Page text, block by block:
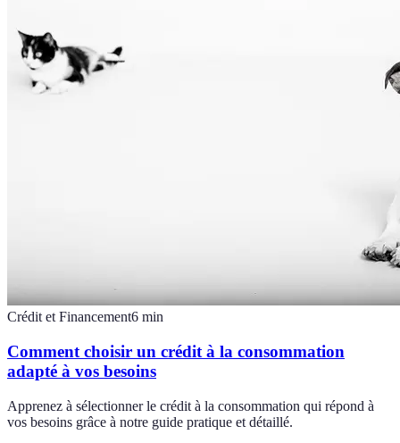
Crédit et Financement6 min
Comment choisir un crédit à la consommation
adapté à vos besoins
Apprenez à sélectionner le crédit à la consommation qui répond à
vos besoins grâce à notre guide pratique et détaillé.